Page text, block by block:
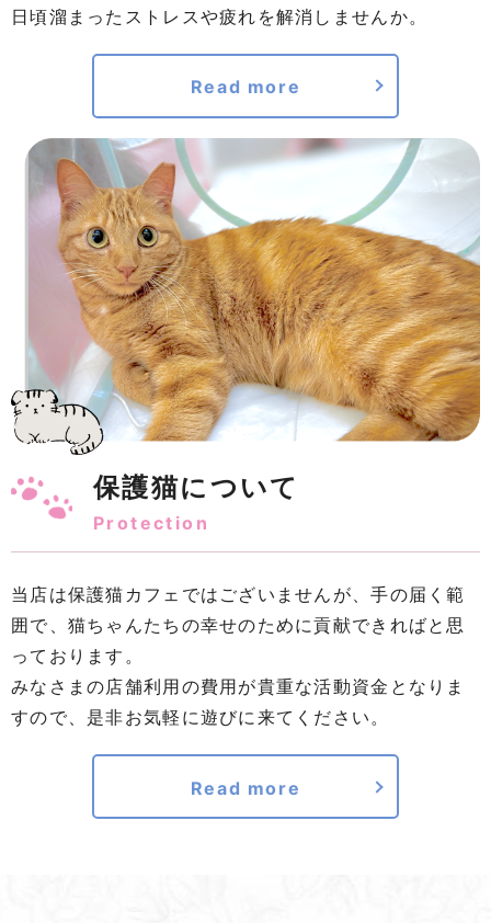
日頃溜まったストレスや疲れを解消しませんか。
Read more
保護猫について
Protection
当店は保護猫カフェではございませんが、手の届く範
囲で、猫ちゃんたちの幸せのために貢献できればと思
っております。
みなさまの店舗利用の費用が貴重な活動資金となりま
すので、是非お気軽に遊びに来てください。
Read more